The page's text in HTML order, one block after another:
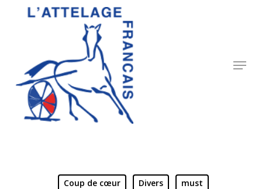
Menu
Coup de cœur Divers must